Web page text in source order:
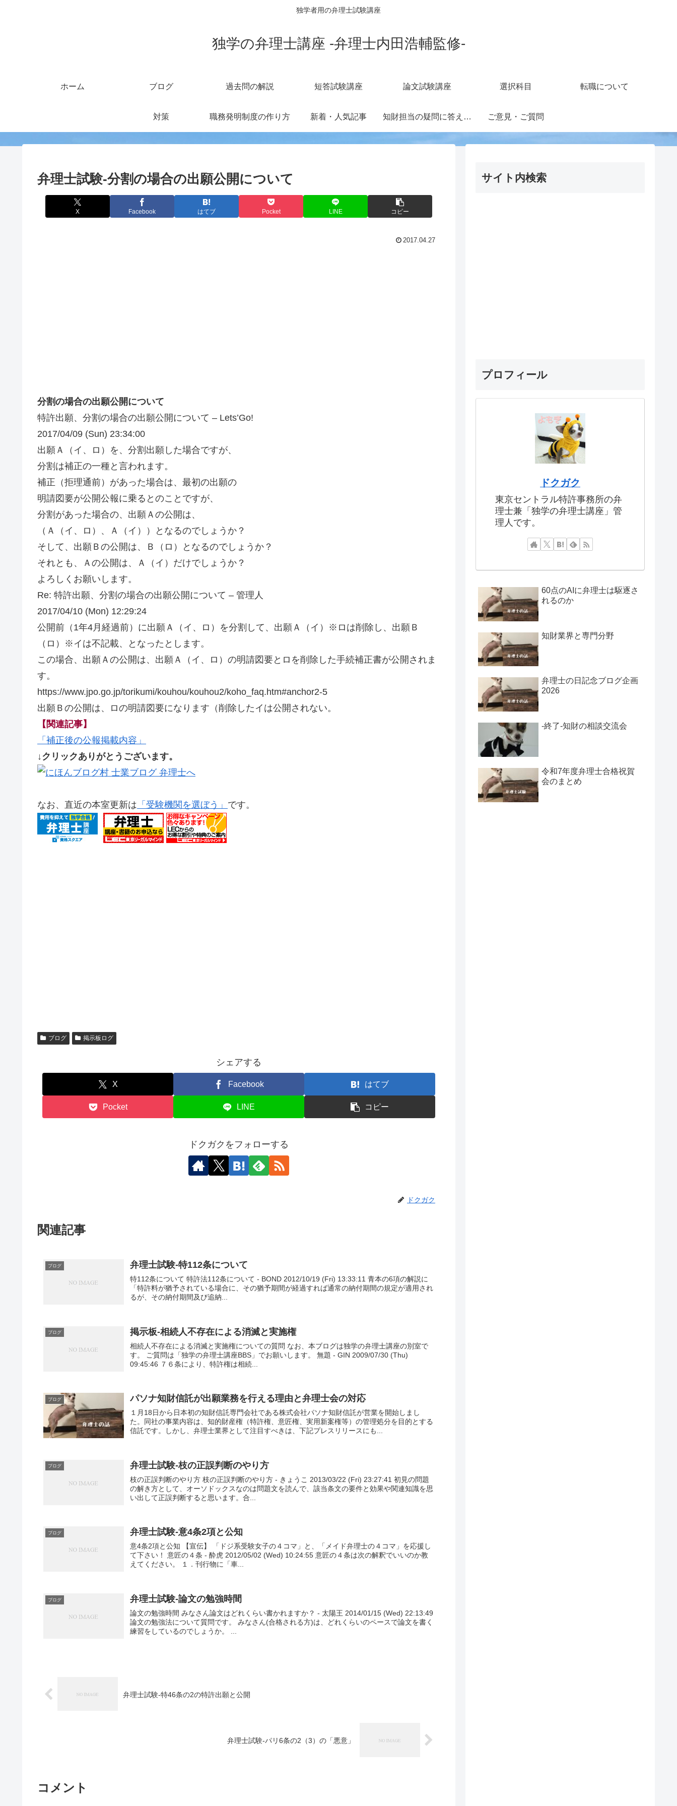
独学者用の弁理士試験講座
独学の弁理士講座 -弁理士内田浩輔監修-
ホーム ブログ 過去問の解説 短答試験講座 論文試験講座 選択科目 転職について
対策 職務発明制度の作り方 新着・人気記事 知財担当の疑問に答えるフォーラム ご意見・ご質問
弁理士試験-分割の場合の出願公開について
X Facebook はてブ Pocket LINE コピー
2017.04.27
分割の場合の出願公開について
特許出願、分割の場合の出願公開について – Lets’Go!
2017/04/09 (Sun) 23:34:00
出願Ａ（イ、ロ）を、分割出願した場合ですが、
分割は補正の一種と言われます。
補正（拒理通前）があった場合は、最初の出願の
明請図要が公開公報に乗るとのことですが、
分割があった場合の、出願Ａの公開は、
（Ａ（イ、ロ）、Ａ（イ））となるのでしょうか？
そして、出願Ｂの公開は、Ｂ（ロ）となるのでしょうか？
それとも、Ａの公開は、Ａ（イ）だけでしょうか？
よろしくお願いします。
Re: 特許出願、分割の場合の出願公開について – 管理人
2017/04/10 (Mon) 12:29:24
公開前（1年4月経過前）に出願Ａ（イ、ロ）を分割して、出願Ａ（イ）※ロは削除し、出願Ｂ
（ロ）※イは不記載、となったとします。
この場合、出願Ａの公開は、出願Ａ（イ、ロ）の明請図要とロを削除した手続補正書が公開されま
す。
https://www.jpo.go.jp/torikumi/kouhou/kouhou2/koho_faq.htm#anchor2-5
出願Ｂの公開は、ロの明請図要になります（削除したイは公開されない。
【関連記事】
「補正後の公報掲載内容」
↓クリックありがとうございます。
なお、直近の本室更新は 「受験機関を選ぼう」 です。
ブログ 掲示板ログ
シェアする
X Facebook はてブ
Pocket LINE コピー
ドクガクをフォローする
ドクガク
関連記事
ブログ 弁理士試験-特112条について
特112条について 特許法112条について - BOND 2012/10/19 (Fri) 13:33:11 青本の6項の解説に
「特許料が猶予されている場合に、その猶予期間が経過すれば通常の納付期間の規定が適用され
るが、その納付期間及び追納...
ブログ 掲示板-相続人不存在による消滅と実施権
相続人不存在による消滅と実施権についての質問 なお、本ブログは独学の弁理士講座の別室で
す。 ご質問は「独学の弁理士講座BBS」でお願いします。 無題 - GIN 2009/07/30 (Thu)
09:45:46 ７６条により、特許権は相続...
ブログ パソナ知財信託が出願業務を行える理由と弁理士会の対応
１月18日から日本初の知財信託専門会社である株式会社パソナ知財信託が営業を開始しまし
た。同社の事業内容は、知的財産権（特許権、意匠権、実用新案権等）の管理処分を目的とする
信託です。しかし、弁理士業界として注目すべきは、下記プレスリリースにも...
ブログ 弁理士試験-枝の正誤判断のやり方
枝の正誤判断のやり方 枝の正誤判断のやり方 - きょうこ 2013/03/22 (Fri) 23:27:41 初見の問題
の解き方として、オーソドックスなのは問題文を読んで、該当条文の要件と効果や関連知識を思
い出して正誤判断すると思います。合...
ブログ 弁理士試験-意4条2項と公知
意4条2項と公知 【宣伝】 「ドジ系受験女子の４コマ」と、「メイド弁理士の４コマ」を応援し
て下さい！ 意匠の４条 - 酔虎 2012/05/02 (Wed) 10:24:55 意匠の４条は次の解釈でいいのか教
えてください。 １．刊行物に「車...
ブログ 弁理士試験-論文の勉強時間
論文の勉強時間 みなさん論文はどれくらい書かれますか？ - 太陽王 2014/01/15 (Wed) 22:13:49
論文の勉強法について質問です。 みなさん(合格される方)は、どれくらいのペースで論文を書く
練習をしているのでしょうか。 ...
弁理士試験-特46条の2の特許出願と公開
弁理士試験-パリ6条の2（3）の「悪意」
コメント
サイト内検索
プロフィール
ドクガク
東京セントラル特許事務所の弁
理士兼「独学の弁理士講座」管
理人です。
60点のAIに弁理士は駆逐さ
れるのか
知財業界と専門分野
弁理士の日記念ブログ企画
2026
-終了-知財の相談交流会
令和7年度弁理士合格祝賀
会のまとめ